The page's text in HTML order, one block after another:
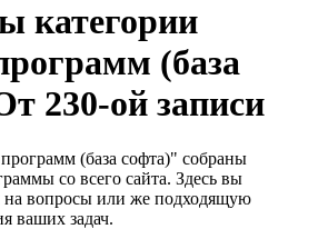
категории
(база
230-ой записи
(база софта)" собраны
со всего сайта. Здесь вы
на вопросы или же подходящую
ваших задач.